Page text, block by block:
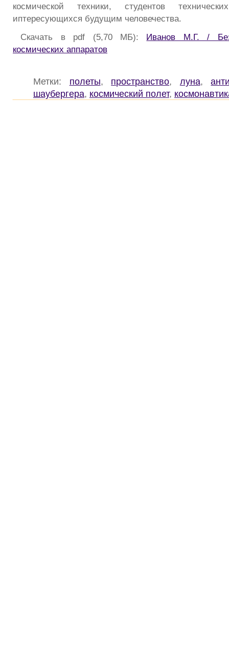
космической техники, студентов
иптересующихся будущим человечества.
Скачать в pdf (5,70 МБ): Иванов М.Г. /
космических аппаратов
Метки: полеты, пространство, луна,
шаубергера, космический полет,